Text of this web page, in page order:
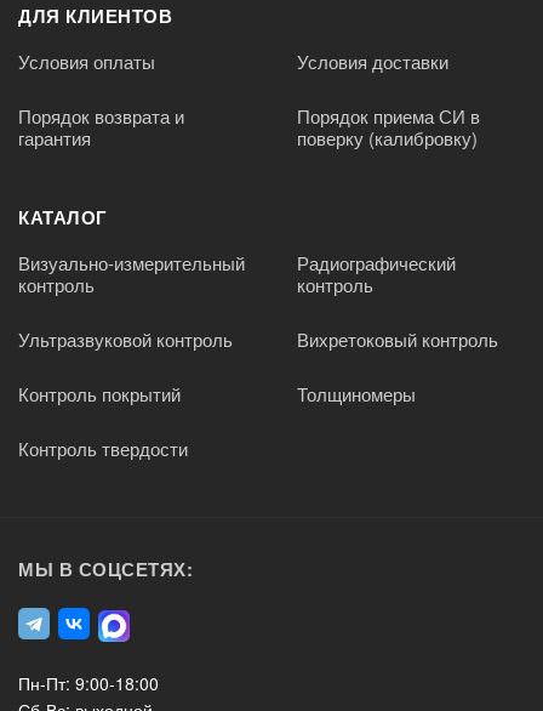
ДЛЯ КЛИЕНТОВ
Условия оплаты Условия доставки
Порядок возврата и
гарантия
Порядок приема СИ в
поверку (калибровку)
КАТАЛОГ
Визуально-измерительный
контроль
Радиографический
контроль
Ультразвуковой контроль Вихретоковый контроль
Контроль покрытий Толщиномеры
Контроль твердости
МЫ В СОЦСЕТЯХ:
Пн-Пт: 9:00-18:00